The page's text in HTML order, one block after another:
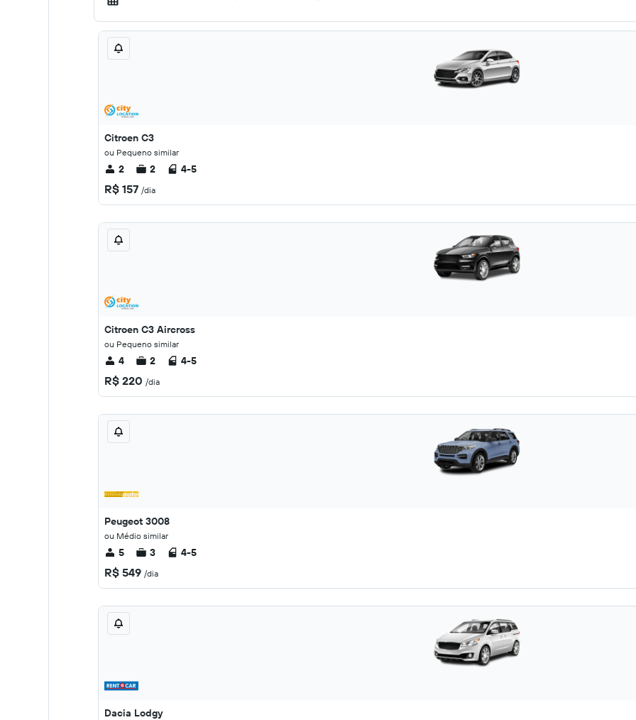
Citroen C3
ou Pequeno similar
2 2 4-5
R$ 157 /dia
Citroen C3 Aircross
ou Pequeno similar
4 2 4-5
R$ 220 /dia
Peugeot 3008
ou Médio similar
5 3 4-5
R$ 549 /dia
Dacia Lodgy